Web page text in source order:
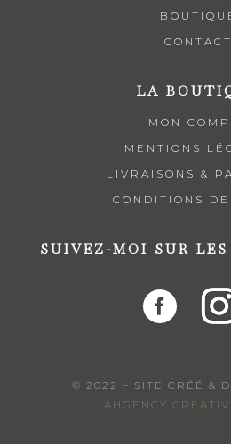
CONTACT
LA
MON
MENTIONS
LIVRAISONS &
CONDITIONS
SUIVEZ-MOI SUR LES
© 2022 – SITE CRÉÉ &
AHGENCY